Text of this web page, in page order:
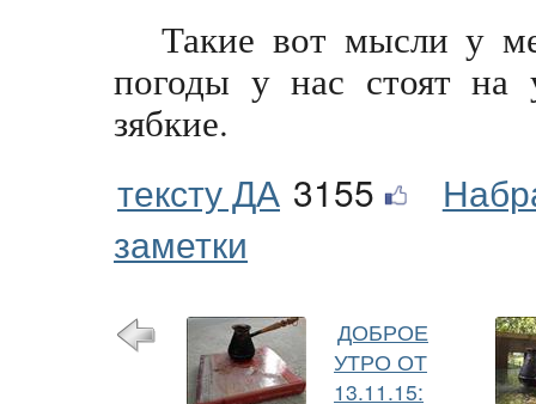
Такие вот мысли у
погоды у нас стоят на
зябкие.
тексту ДА 3155
заметки
ДОБРОЕ
УТРО ОТ
13.11.15: